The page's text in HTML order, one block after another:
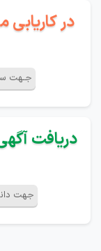
در کاریابی
جـهت
دریافت
جهت